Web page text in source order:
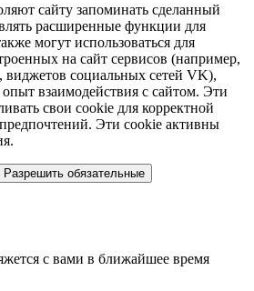
сайту запоминать сделанный
расширенные функции для
могут использоваться для
на сайт сервисов (например,
виджетов социальных сетей VK),
взаимодействия с сайтом. Эти
свои cookie для корректной
Эти cookie активны
Разрешить обязательные
с вами в ближайшее время